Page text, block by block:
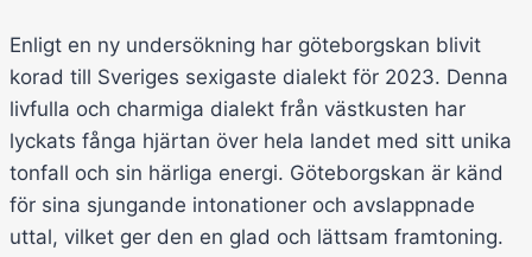
Enligt en ny undersökning har göteborgskan blivit
korad till Sveriges sexigaste dialekt för 2023. Denna
livfulla och charmiga dialekt från västkusten har
lyckats fånga hjärtan över hela landet med sitt unika
tonfall och sin härliga energi. Göteborgskan är känd
för sina sjungande intonationer och avslappnade
uttal, vilket ger den en glad och lättsam framtoning.